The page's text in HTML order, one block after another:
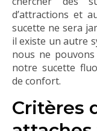
d’attractions et
sucette ne sera
il existe un autre
nous ne
notre sucette
de confort.
Critères